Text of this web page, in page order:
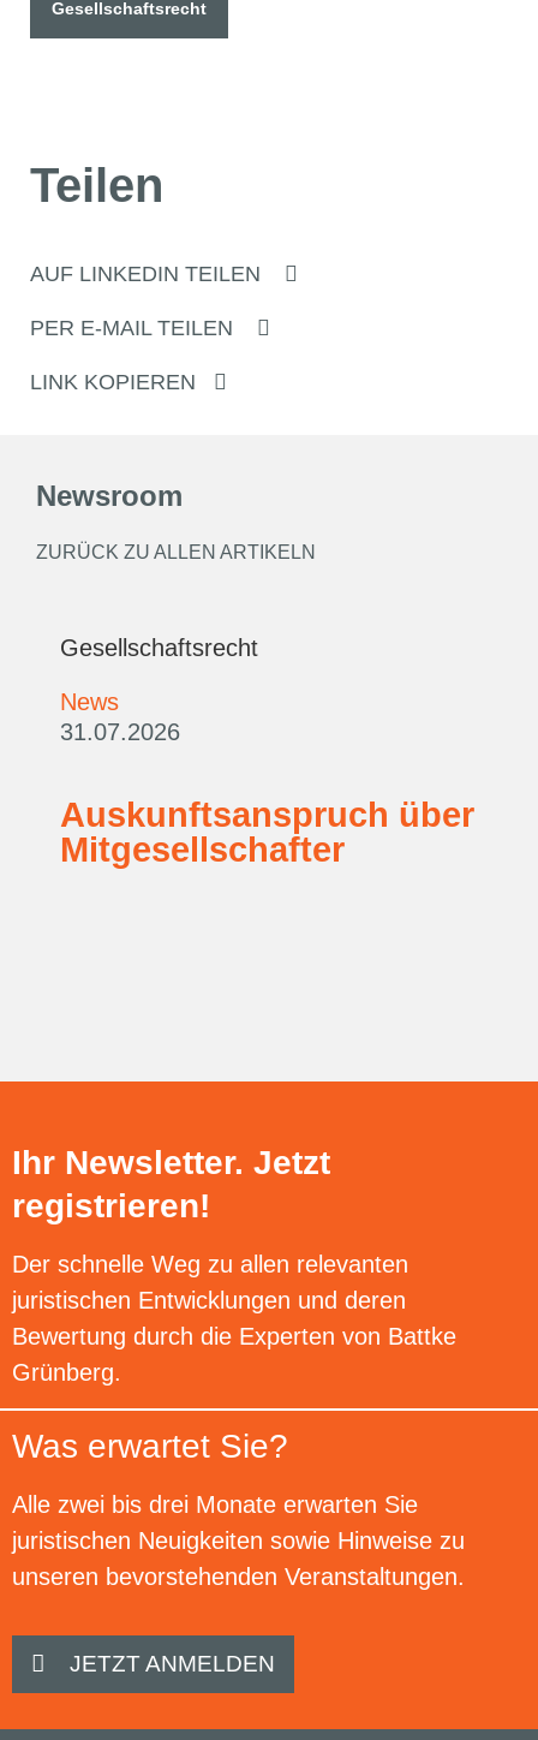
Gesellschaftsrecht
Teilen
AUF LINKEDIN TEILEN
PER E-MAIL TEILEN
LINK KOPIEREN
Newsroom
ZURÜCK ZU ALLEN ARTIKELN
Gesellschaftsrecht
News
31.07.2026
Auskunftsanspruch über
Mitgesellschafter
Ihr Newsletter. Jetzt
registrieren!
Der schnelle Weg zu allen relevanten
juristischen Entwicklungen und deren
Bewertung durch die Experten von Battke
Grünberg.
Was erwartet Sie?
Alle zwei bis drei Monate erwarten Sie
juristischen Neuigkeiten sowie Hinweise zu
unseren bevorstehenden Veranstaltungen.
JETZT ANMELDEN